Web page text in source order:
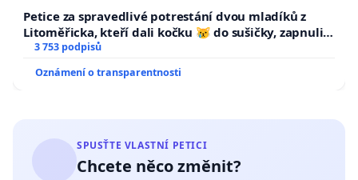
Petice za spravedlivé potrestání dvou mladíků z
Litoměřicka, kteří dali kočku 😿 do sušičky, zapnuli ji
a umírání zvířete natočili.
3 753 podpisů
Oznámení o transparentnosti
SPUSŤTE VLASTNÍ PETICI
Chcete něco změnit?